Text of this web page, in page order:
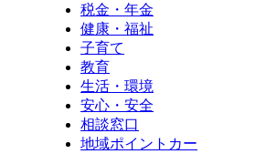
税金・年金
健康・福祉
子育て
教育
生活・環境
安心・安全
相談窓口
地域ポイントカー